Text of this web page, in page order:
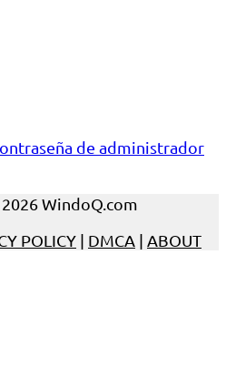
de administrador
WindoQ.com
POLICY | DMCA | ABOUT